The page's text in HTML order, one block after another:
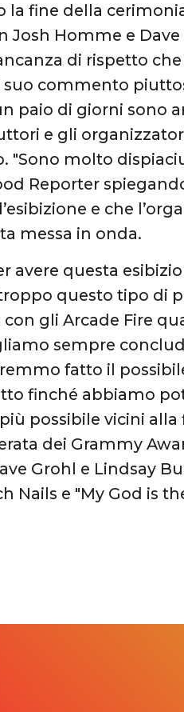
la fine della
Josh Homme e
di rispetto
commento
paio di giorni sono
e gli
"Sono molto
Reporter
e che
messa in onda.
avere questa
questo tipo di
gli Arcade Fire
sempre
fatto il
finché abbiamo
possibile vicini alla
dei Grammy
Grohl e Lindsay
Nails e "My God is